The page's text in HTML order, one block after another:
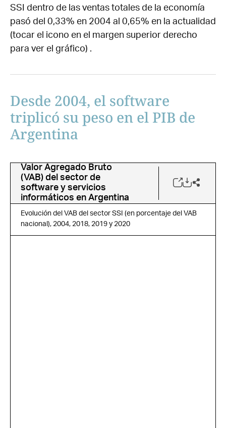
SSI dentro de las ventas totales de la economía
pasó del 0,33% en 2004 al 0,65% en la actualidad
(tocar el icono en el margen superior derecho
para ver el gráfico) .
Desde 2004, el software
triplicó su peso en el PIB de
Argentina
Valor Agregado Bruto
(VAB) del sector de
software y servicios
informáticos en Argentina
Evolución del VAB del sector SSI (en porcentaje del VAB
nacional), 2004, 2018, 2019 y 2020